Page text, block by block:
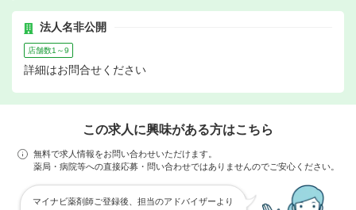
法人名非公開
店舗数1～9
詳細はお問合せください
この求人に興味がある方はこちら
無料で求人情報をお問い合わせいただけます。
薬局・病院等への直接応募・問い合わせではありませんのでご安心ください。
マイナビ薬剤師ご登録後、担当のアドバイザーより